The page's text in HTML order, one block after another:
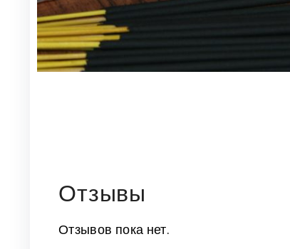
Отзывы
Отзывов пока нет.